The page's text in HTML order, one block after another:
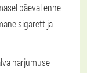
päeval enne
sigarett ja
harjumuse